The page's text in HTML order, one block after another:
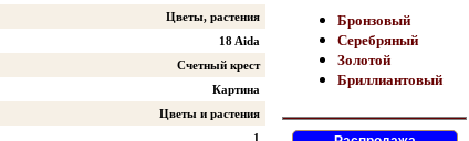
Цветы, растения
18 Aida
Счетный крест
Картина
Цветы и растения
1
Бронзовый
Серебряный
Золотой
Бриллиантовый